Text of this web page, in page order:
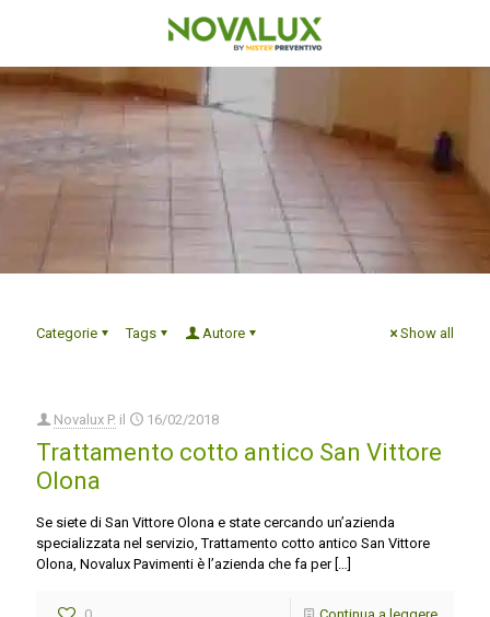
Categorie Tags Autore Show all
Novalux P. il 16/02/2018
Trattamento cotto antico San Vittore
Olona
Se siete di San Vittore Olona e state cercando un’azienda
specializzata nel servizio, Trattamento cotto antico San Vittore
Olona, Novalux Pavimenti è l’azienda che fa per[…]